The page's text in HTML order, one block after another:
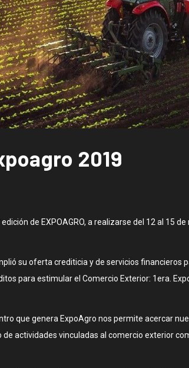
2019
de EXPOAGRO, a realizarse del 12 al 15
su oferta crediticia y de servicios
para estimular el Comercio Exterior: 1era.
que genera ExpoAgro nos permite acercar
actividades vinculadas al comercio exterior